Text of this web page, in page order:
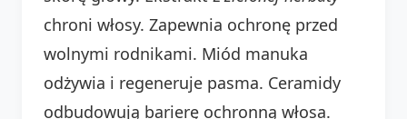
chroni włosy. Zapewnia ochronę przed
wolnymi rodnikami. Miód manuka
odżywia i regeneruje pasma. Ceramidy
odbudowują barierę ochronną włosa.